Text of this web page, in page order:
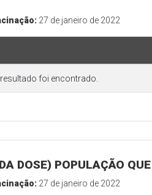
27 de janeiro de 2022
foi encontrado.
DOSE) POPULAÇÃO
27 de janeiro de 2022